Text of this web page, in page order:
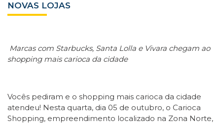
NOVAS LOJAS
Marcas com Starbucks, Santa Lolla e Vivara chegam ao
shopping mais carioca da cidade
Vocês pediram e o shopping mais carioca da cidade
atendeu! Nesta quarta, dia 05 de outubro, o Carioca
Shopping, empreendimento localizado na Zona Norte,